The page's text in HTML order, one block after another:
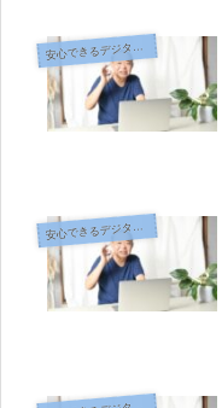
安 心できるデジタル終活のヒント
安 心できるデジタル終活のヒント